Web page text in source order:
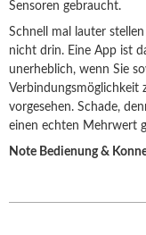
Sensoren gebraucht.
Schnell mal lauter
nicht drin. Eine App ist
unerheblich, wenn Sie
Verbindungsmöglichkeit
vorgesehen. Schade,
einen echten Mehrwert
Note Bedienung &